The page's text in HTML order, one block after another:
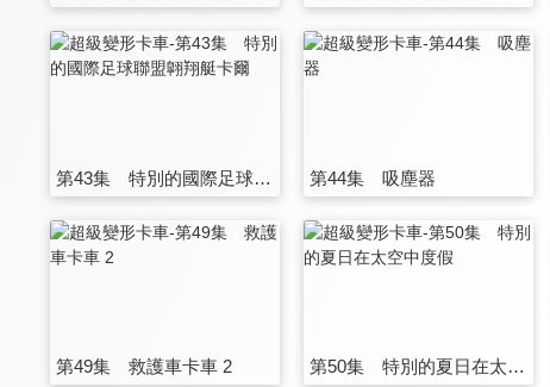
第43集 特別的國際足球聯盟翺翔艇卡爾 第44集 吸塵器
第49集 救護車卡車 2 第50集 特別的夏日在太空中度假